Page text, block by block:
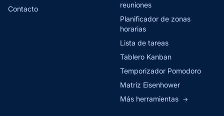
Contacto
reuniones
Planificador de zonas
horarias
Lista de tareas
Tablero Kanban
Temporizador Pomodoro
Matriz Eisenhower
Más herramientas →